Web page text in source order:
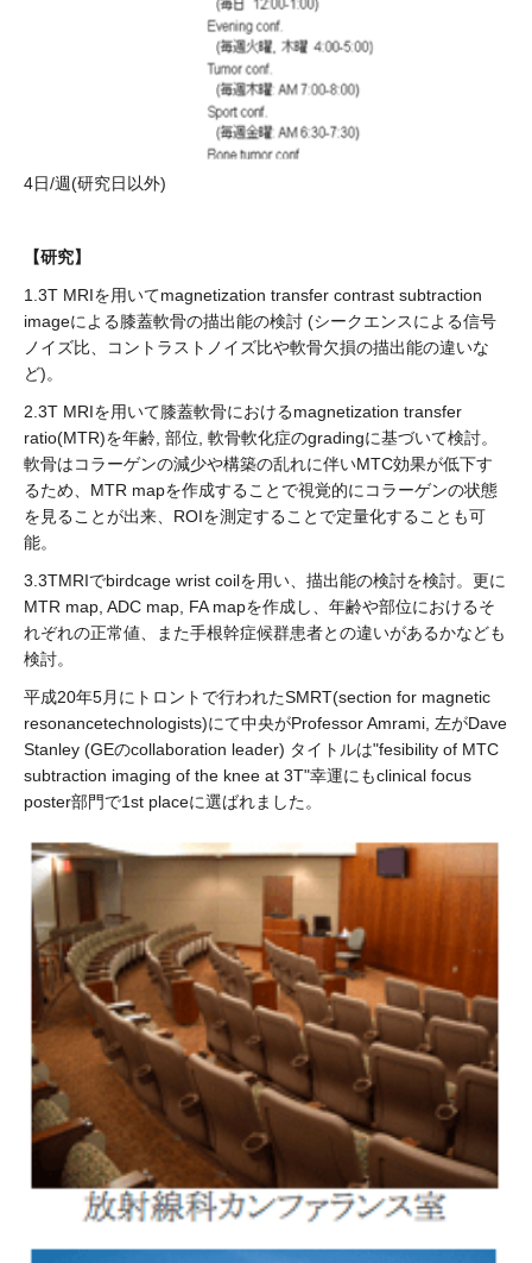
4日/週(研究日以外)
【研究】
1.3T MRIを用いてmagnetization transfer contrast subtraction
imageによる膝蓋軟骨の描出能の検討 (シークエンスによる信号
ノイズ比、コントラストノイズ比や軟骨欠損の描出能の違いな
ど)。
2.3T MRIを用いて膝蓋軟骨におけるmagnetization transfer
ratio(MTR)を年齢, 部位, 軟骨軟化症のgradingに基づいて検討。
軟骨はコラーゲンの減少や構築の乱れに伴いMTC効果が低下す
るため、MTR mapを作成することで視覚的にコラーゲンの状態
を見ることが出来、ROIを測定することで定量化することも可
能。
3.3TMRIでbirdcage wrist coilを用い、描出能の検討を検討。更に
MTR map, ADC map, FA mapを作成し、年齢や部位におけるそ
れぞれの正常値、また手根幹症候群患者との違いがあるかなども
検討。
平成20年5月にトロントで行われたSMRT(section for magnetic
resonancetechnologists)にて中央がProfessor Amrami, 左がDave
Stanley (GEのcollaboration leader) タイトルは"fesibility of MTC
subtraction imaging of the knee at 3T"幸運にもclinical focus
poster部門で1st placeに選ばれました。